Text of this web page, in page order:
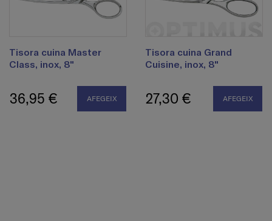
Tisora ​​cuina Master
Class, inox, 8"
36,95 € AFEGEIX
Tisora ​​cuina Grand
Cuisine, inox, 8"
27,30 € AFEGEIX